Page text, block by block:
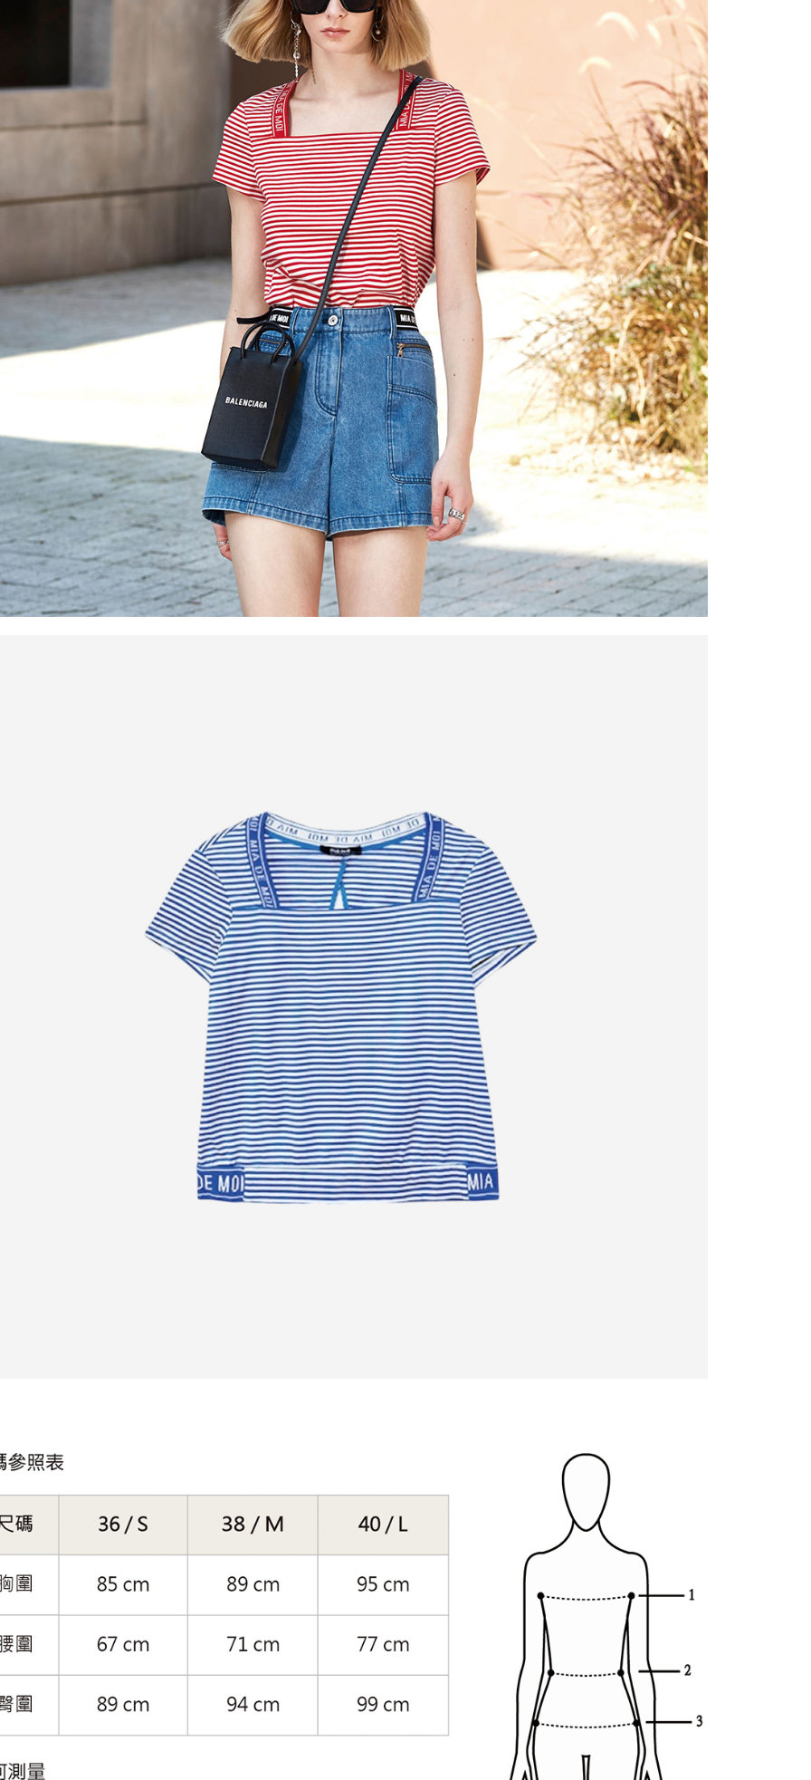
任。
４．使用「AFTEE先享後付」時，將依據個別帳號之用戶狀況，依本公司
即時審查核予不同之上限額度；若仍有額度不足之情形，本公司將視審查
結果請求用戶進行身份認證。
５．嚴禁一人註冊多個帳號或使用他人資訊註冊。若發現惡意使用之情
形，恩沛科技股份有限公司將有權停止該用戶之使用額度並採取法律行